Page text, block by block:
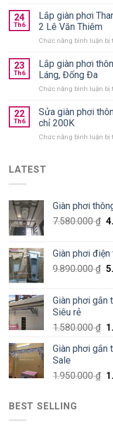
24
Th6
Lắp giàn phơi
2 Lê Văn Thiêm
Chức năng bình luận bị
23
Th6
Lắp giàn phơi
Láng, Đống Đa
Chức năng bình luận bị
22
Th6
Sửa giàn phơi
chỉ 200K
Chức năng bình luận bị
LATEST
Giàn phơi
7.580.000₫
Giàn phơi
9.890.000₫
Giàn phơi gắn
Siêu rẻ
1.580.000₫
Giàn phơi gắn
Sale
1.950.000₫
BEST SELLING